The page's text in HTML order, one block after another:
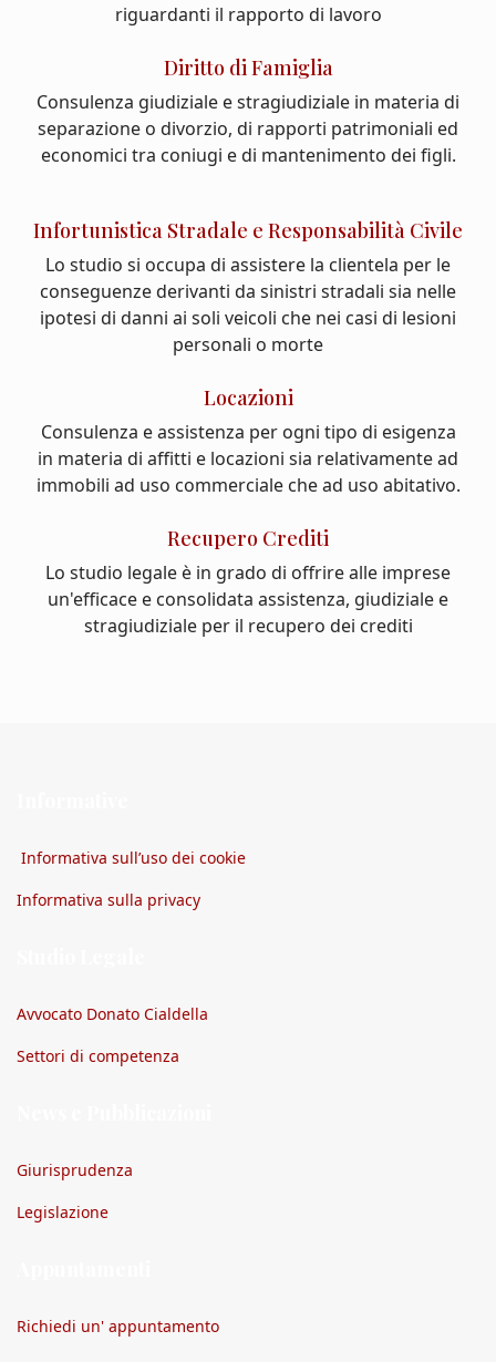
riguardanti il rapporto di lavoro
Diritto di Famiglia
Consulenza giudiziale e stragiudiziale in materia di
separazione o divorzio, di rapporti patrimoniali ed
economici tra coniugi e di mantenimento dei figli.
Infortunistica Stradale e Responsabilità Civile
Lo studio si occupa di assistere la clientela per le
conseguenze derivanti da sinistri stradali sia nelle
ipotesi di danni ai soli veicoli che nei casi di lesioni
personali o morte
Locazioni
Consulenza e assistenza per ogni tipo di esigenza
in materia di affitti e locazioni sia relativamente ad
immobili ad uso commerciale che ad uso abitativo.
Recupero Crediti
Lo studio legale è in grado di offrire alle imprese
un'efficace e consolidata assistenza, giudiziale e
stragiudiziale per il recupero dei crediti
Informativa sull’uso dei cookie
Informativa sulla privacy
Avvocato Donato Cialdella
Settori di competenza
Giurisprudenza
Legislazione
Richiedi un' appuntamento